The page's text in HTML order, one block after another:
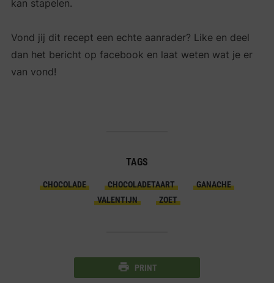
kan stapelen.
Vond jij dit recept een echte aanrader? Like en deel
dan het bericht op facebook en laat weten wat je er
van vond!
TAGS
CHOCOLADE CHOCOLADETAART
GANACHE
VALENTIJN
ZOET
PRINT